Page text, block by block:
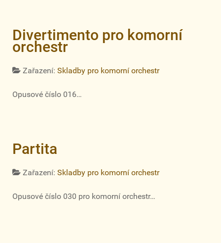
Divertimento pro komorní
orchestr
Zařazení: Skladby pro komorní orchestr
Opusové číslo 016…
Partita
Zařazení: Skladby pro komorní orchestr
Opusové číslo 030 pro komorní orchestr…